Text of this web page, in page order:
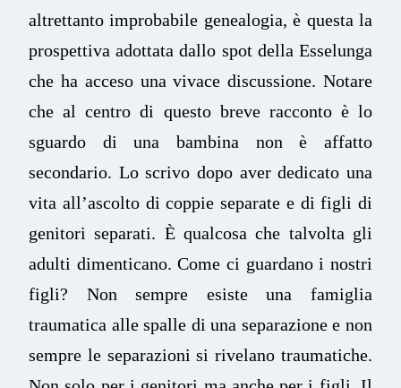
altrettanto improbabile genealogia, è questa la
prospettiva adottata dallo spot della Esselunga
che ha acceso una vivace discussione. Notare
che al centro di questo breve racconto è lo
sguardo di una bambina non è affatto
secondario. Lo scrivo dopo aver dedicato una
vita all’ascolto di coppie separate e di figli di
genitori separati. È qualcosa che talvolta gli
adulti dimenticano. Come ci guardano i nostri
figli? Non sempre esiste una famiglia
traumatica alle spalle di una separazione e non
sempre le separazioni si rivelano traumatiche.